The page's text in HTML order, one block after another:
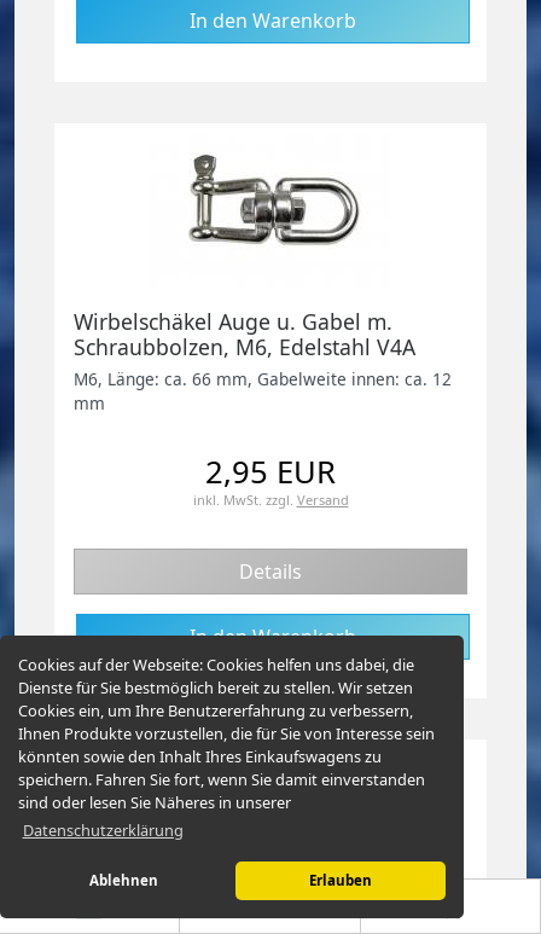
Cookies auf der Webseite:Cookies helfen uns dabei, die
Dienste für Sie bestmöglich bereit zu stellen. Wir setzen
Cookies ein, um Ihre Benutzererfahrung zu verbessern,
Ihnen Produkte vorzustellen, die für Sie von Interesse sein
könnten sowie den Inhalt Ihres Einkaufswagens zu
speichern. Fahren Sie fort, wenn Sie damit einverstanden
sind oder lesen Sie Näheres in unserer
Datenschutzerklärung
Ablehnen Erlauben
Wirbelschäkel Auge u. Gabel m.
Schraubbolzen, M6, Edelstahl V4A
M6, Länge: ca. 66 mm, Gabelweite innen: ca. 12
mm
2,95 EUR
inkl. MwSt. zzgl. Versand
Details